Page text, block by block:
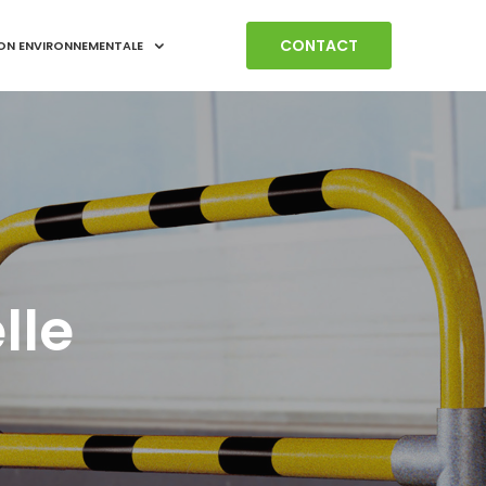
ENVIRONNEMENTALE CONTACT